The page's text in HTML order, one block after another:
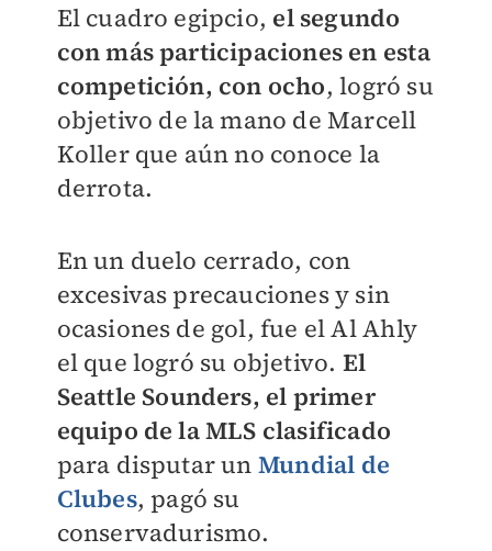
El cuadro egipcio, el segundo
con más participaciones en esta
competición, con ocho, logró su
objetivo de la mano de Marcell
Koller que aún no conoce la
derrota.
En un duelo cerrado, con
excesivas precauciones y sin
ocasiones de gol, fue el Al Ahly
el que logró su objetivo. El
Seattle Sounders, el primer
equipo de la MLS clasificado
para disputar un Mundial de
Clubes, pagó su
conservadurismo.